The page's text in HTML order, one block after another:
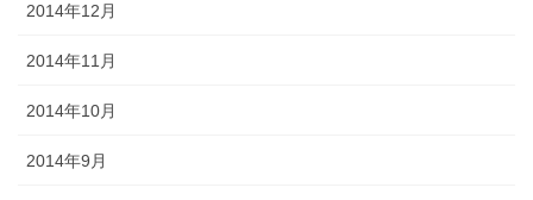
2014年12月
2014年11月
2014年10月
2014年9月